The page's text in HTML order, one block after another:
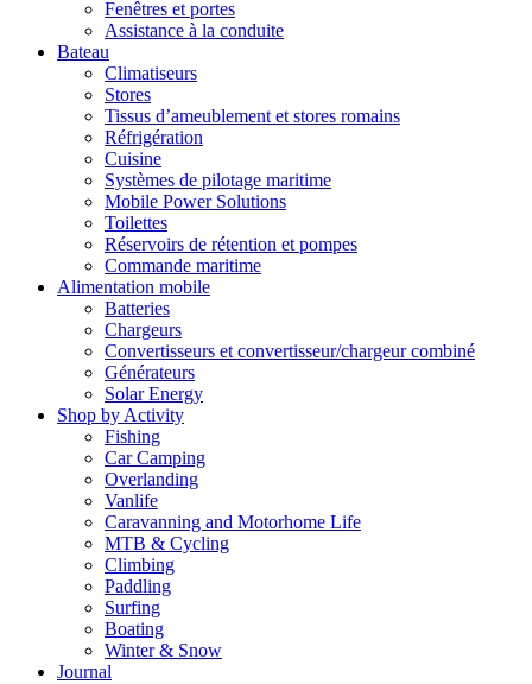
Fenêtres et portes
Assistance à la conduite
Bateau
Climatiseurs
Stores
Tissus d’ameublement et stores romains
Réfrigération
Cuisine
Systèmes de pilotage maritime
Mobile Power Solutions
Toilettes
Réservoirs de rétention et pompes
Commande maritime
Alimentation mobile
Batteries
Chargeurs
Convertisseurs et convertisseur/chargeur combiné
Générateurs
Solar Energy
Shop by Activity
Fishing
Car Camping
Overlanding
Vanlife
Caravanning and Motorhome Life
MTB & Cycling
Climbing
Paddling
Surfing
Boating
Winter & Snow
Journal